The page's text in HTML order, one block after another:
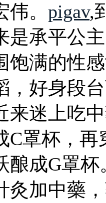
。 pigav,
承平公主
饱满的性
，好身段
来迷上吃
C罩杯，
酿成G罩杯
加中藥，